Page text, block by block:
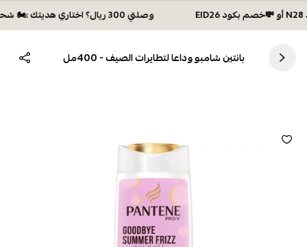
وصلتي 300 ريال؟ اختاري هديتك :🏍 شحن مجاني بكود N28 أو 💸خصم بكود EID26
بانتين شامبو وداعا لتطايرات الصيف - 400مل